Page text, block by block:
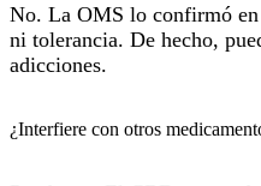
No. La OMS lo confirmó en
ni tolerancia. De hecho,
adicciones.
¿Interfiere con otros